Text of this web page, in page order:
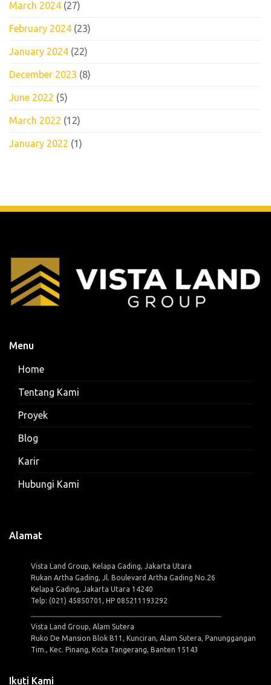
March 2024 (27)
February 2024 (23)
January 2024 (22)
December 2023 (8)
June 2022 (5)
March 2022 (12)
January 2022 (1)
Menu
Home
Tentang Kami
Proyek
Blog
Karir
Hubungi Kami
Alamat
Vista Land Group, Kelapa Gading, Jakarta Utara
Rukan Artha Gading, Jl. Boulevard Artha Gading No.26
Kelapa Gading, Jakarta Utara 14240
Telp: (021) 45850701, HP 085211193292
Vista Land Group, Alam Sutera
Ruko De Mansion Blok B11, Kunciran, Alam Sutera, Panunggangan
Tim., Kec. Pinang, Kota Tangerang, Banten 15143
Ikuti Kami